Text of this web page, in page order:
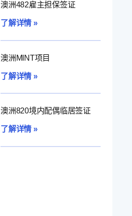
澳洲482雇主担保签证
了解详情 »
澳洲MINT项目
了解详情 »
澳洲820境内配偶临居签证
了解详情 »